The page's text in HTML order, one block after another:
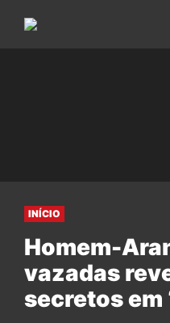
INÍCIO
Homem-
vazadas
secretos em